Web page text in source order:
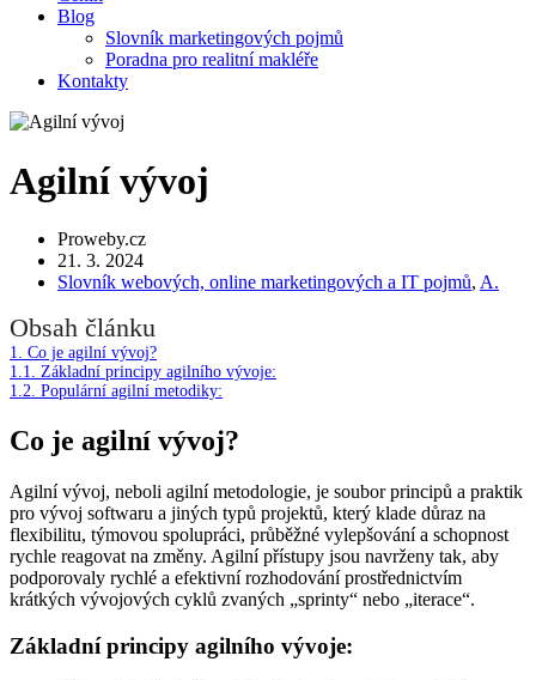
Blog
Slovník marketingových pojmů
Poradna pro realitní makléře
Kontakty
Agilní vývoj
Proweby.cz
21. 3. 2024
Slovník webových, online marketingových a IT pojmů, A.
Obsah článku
1. Co je agilní vývoj?
1.1. Základní principy agilního vývoje:
1.2. Populární agilní metodiky:
Co je agilní vývoj?
Agilní vývoj, neboli agilní metodologie, je soubor principů a praktik
pro vývoj softwaru a jiných typů projektů, který klade důraz na
flexibilitu, týmovou spolupráci, průběžné vylepšování a schopnost
rychle reagovat na změny. Agilní přístupy jsou navrženy tak, aby
podporovaly rychlé a efektivní rozhodování prostřednictvím
krátkých vývojových cyklů zvaných „sprinty“ nebo „iterace“.
Základní principy agilního vývoje: